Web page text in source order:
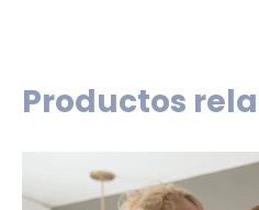
Productos